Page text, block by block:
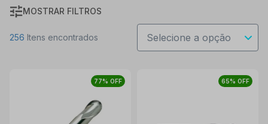
MOSTRAR FILTROS
256 Itens encontrados
77% OFF 65% OFF